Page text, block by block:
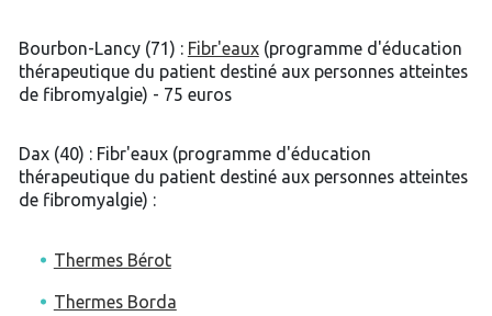
Bourbon-Lancy (71) : Fibr'eaux(programme d'éducation
thérapeutique du patient destiné aux personnes atteintes
de fibromyalgie) - 75 euros
Dax (40) : Fibr'eaux (programme d'éducation
thérapeutique du patient destiné aux personnes atteintes
de fibromyalgie) :
Thermes Bérot
Thermes Borda